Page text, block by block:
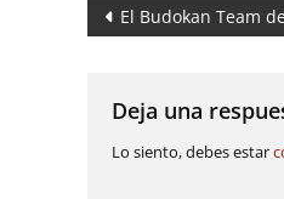
entradas
El Budokan Team
Deja una
Lo siento, debes estar